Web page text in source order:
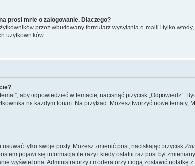
prosi mnie o zalogowanie. Dlaczego?
przez wbudowany formularz wysyłania e-maili i tylko
użytkowników.
aby odpowiedzieć w temacie, nacisnąć przycisk „Odpowiedz”.
na każdym forum. Na przykład: Możesz tworzyć nowe tematy,
tylko swoje posty. Możesz zmienić post, naciskając przycisk
pojawi się informacja ile razy i kiedy ostatni raz post był
wyświetlona. Administratorzy i moderatorzy mogą zostawić